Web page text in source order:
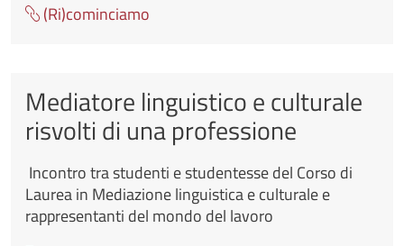
(Ri)cominciamo
Mediatore linguistico e culturale
risvolti di una professione
Incontro tra studenti e studentesse del Corso di
Laurea in Mediazione linguistica e culturale e
rappresentanti del mondo del lavoro